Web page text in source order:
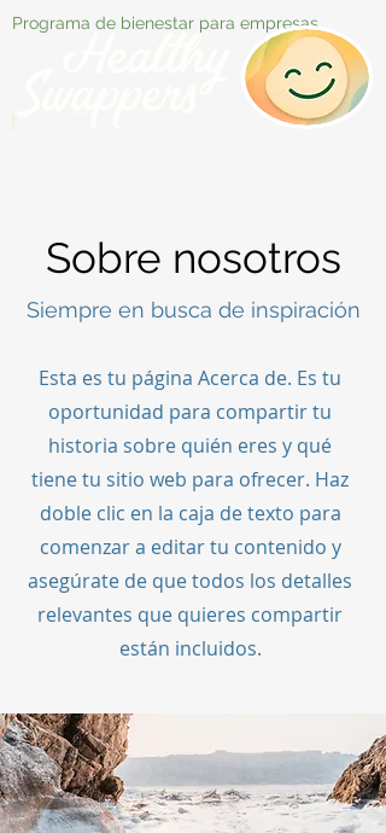
Programa de bienestar para empresas
Sobre nosotros
Siempre en busca de inspiración
Esta es tu página Acerca de. Es tu
oportunidad para compartir tu
historia sobre quién eres y qué
tiene tu sitio web para ofrecer. Haz
doble clic en la caja de texto para
comenzar a editar tu contenido y
asegúrate de que todos los detalles
relevantes que quieres compartir
están incluidos.